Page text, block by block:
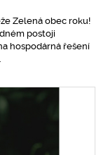
Zelená obec roku!
postoji
hospodárná řešení